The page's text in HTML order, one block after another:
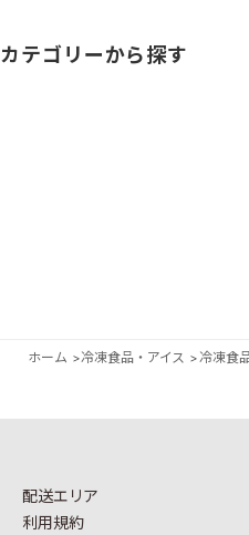
カテゴリーから探す
ホーム >冷凍食品・アイス > 冷凍食
配送エリア
利用規約